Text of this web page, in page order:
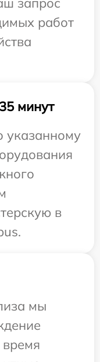
работ
минут
указанному
в
мы
время